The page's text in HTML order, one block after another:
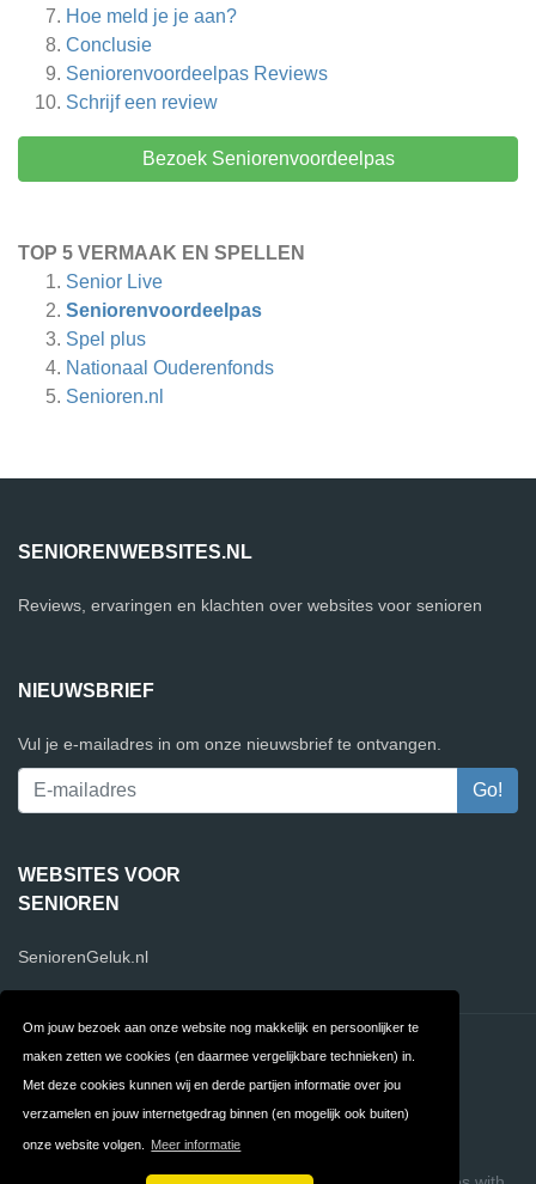
Om jouw bezoek aan onze website nog makkelijk en persoonlijker te
maken zetten we cookies (en daarmee vergelijkbare technieken) in.
Met deze cookies kunnen wij en derde partijen informatie over jou
verzamelen en jouw internetgedrag binnen (en mogelijk ook buiten)
onze website volgen. Meer informatie
Hoe meld je je aan?
Conclusie
Seniorenvoordeelpas Reviews
Schrijf een review
Bezoek Seniorenvoordeelpas
TOP 5 VERMAAK EN SPELLEN
Senior Live
Seniorenvoordeelpas
Spel plus
Nationaal Ouderenfonds
Senioren.nl
SENIORENWEBSITES.NL
Reviews, ervaringen en klachten over websites voor senioren
NIEUWSBRIEF
Vul je e-mailadres in om onze nieuwsbrief te ontvangen.
WEBSITES VOOR
SENIOREN
SeniorenGeluk.nl
Contact Privacy
Algemene FAQ